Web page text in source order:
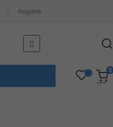
Register
Navegación
de
palanca
☰
0